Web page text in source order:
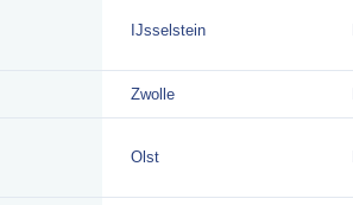
IJsselstein
Zwolle
Olst